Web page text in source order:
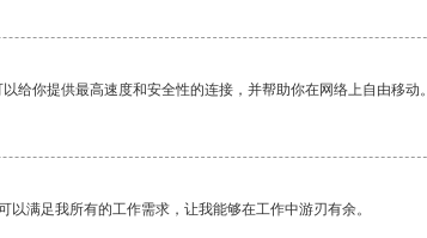
给你提供最高速度和安全性的连接，并帮助你在网络上自由移动。
以满足我所有的工作需求，让我能够在工作中游刃有余。